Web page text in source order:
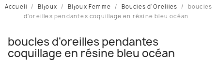
Accueil Bijoux Bijoux Femme Boucles d'Oreilles
boucles
d'oreilles pendantes coquillage en résine bleu océan
boucles d'oreilles pendantes
coquillage en résine bleu océan